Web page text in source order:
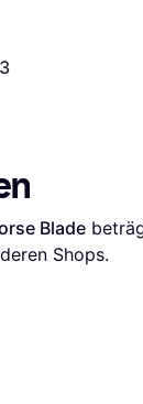
Blade
Shops.